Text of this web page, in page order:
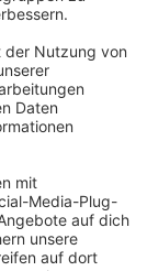
Tarif steht
unter 0
alle
App steht
und im